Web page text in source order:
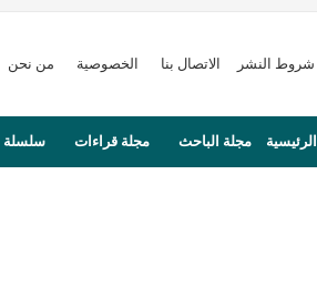
شروط النشر الاتصال بنا الخصوصية من نحن
الرئيسية مجلة الباحث مجلة قراءات سلسلة